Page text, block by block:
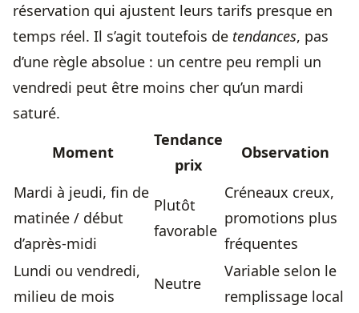
réservation qui ajustent leurs tarifs presque en
temps réel. Il s’agit toutefois de tendances, pas
d’une règle absolue : un centre peu rempli un
vendredi peut être moins cher qu’un mardi
saturé.
Moment
Tendance
prix
Observation
Mardi à jeudi, fin de
matinée / début
d’après-midi
Plutôt
favorable
Créneaux creux,
promotions plus
fréquentes
Lundi ou vendredi,
milieu de mois
Neutre
Variable selon le
remplissage local